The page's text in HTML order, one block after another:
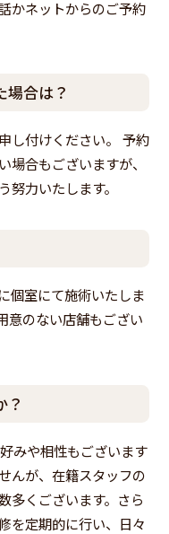
かネットからのご予約
場合は？
し付けください。 予約
場合もございますが、
努力いたします。
個室にて施術いたしま
意のない店舗もござい
？
みや相性もございます
んが、在籍スタッフの
多くございます。さら
を定期的に行い、日々